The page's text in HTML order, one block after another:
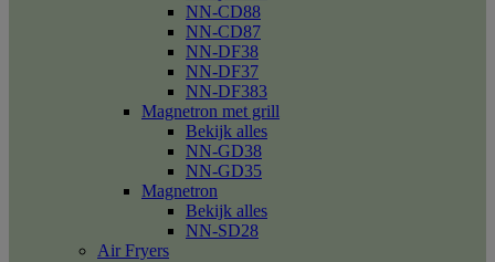
NN-CD88
NN-CD87
NN-DF38
NN-DF37
NN-DF383
Magnetron met grill
Bekijk alles
NN-GD38
NN-GD35
Magnetron
Bekijk alles
NN-SD28
Air Fryers